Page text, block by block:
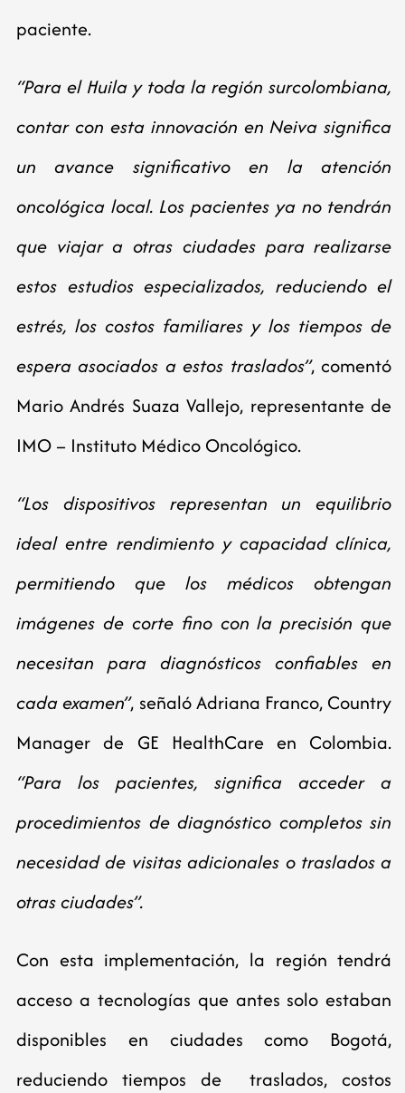
paciente.
“Para el Huila y toda la región surcolombiana,
contar con esta innovación en Neiva significa
un avance significativo en la atención
oncológica local. Los pacientes ya no tendrán
que viajar a otras ciudades para realizarse
estos estudios especializados, reduciendo el
estrés, los costos familiares y los tiempos de
espera asociados a estos traslados”, comentó
Mario Andrés Suaza Vallejo, representante de
IMO – Instituto Médico Oncológico.
“Los dispositivos representan un equilibrio
ideal entre rendimiento y capacidad clínica,
permitiendo que los médicos obtengan
imágenes de corte fino con la precisión que
necesitan para diagnósticos confiables en
cada examen”, señaló Adriana Franco, Country
Manager de GE HealthCare en Colombia.
“Para los pacientes, significa acceder a
procedimientos de diagnóstico completos sin
necesidad de visitas adicionales o traslados a
otras ciudades”.
Con esta implementación, la región tendrá
acceso a tecnologías que antes solo estaban
disponibles en ciudades como Bogotá,
reduciendo tiempos de traslados, costos